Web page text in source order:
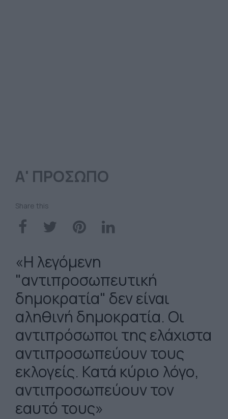
Α' ΠΡΟΣΩΠΟ
Share this
«Η λεγόμενη
"αντιπροσωπευτική
δημοκρατία" δεν είναι
αληθινή δημοκρατία. Οι
αντιπρόσωποι της ελάχιστα
αντιπροσωπεύουν τους
εκλογείς. Κατά κύριο λόγο,
αντιπροσωπεύουν τον
εαυτό τους»